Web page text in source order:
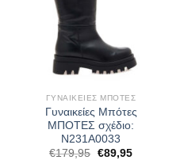
ΓΥΝΑΙΚΕΊΕΣ ΜΠΌΤΕΣ
Γυναικείες Μπότες
ΜΠΟΤΕΣ σχέδιο:
N231A0033
€179,95 Original
€89,95Η